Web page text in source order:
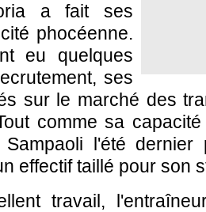
a fait ses
phocéenne.
eu quelques
ses
sur le marché des
comme sa
l'été
effectif taillé pour son
travail,